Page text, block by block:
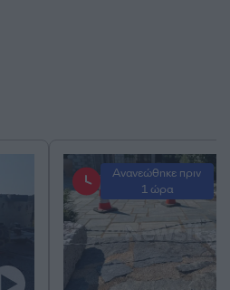
Ανανεώθηκε πριν
1 ώρα